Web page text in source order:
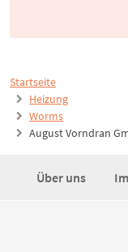
Startseite
Heizung
Worms
August Vorndran
Über uns